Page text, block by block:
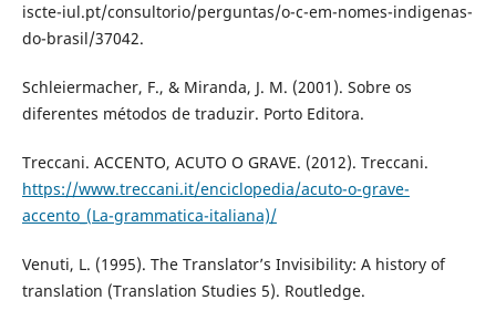
iscte-iul.pt/consultorio/perguntas/o-c-em-nomes-indigenas-
do-brasil/37042.
Schleiermacher, F., & Miranda, J. M. (2001). Sobre os
diferentes métodos de traduzir. Porto Editora.
Treccani. ACCENTO, ACUTO O GRAVE. (2012). Treccani.
https://www.treccani.it/enciclopedia/acuto-o-grave-
accento_(La-grammatica-italiana)/
Venuti, L. (1995). The Translator’s Invisibility: A history of
translation (Translation Studies 5). Routledge.